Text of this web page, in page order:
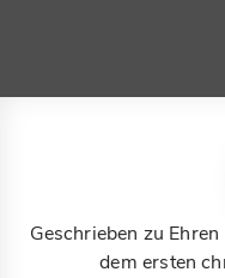
Geschrieben zu
dem ersten